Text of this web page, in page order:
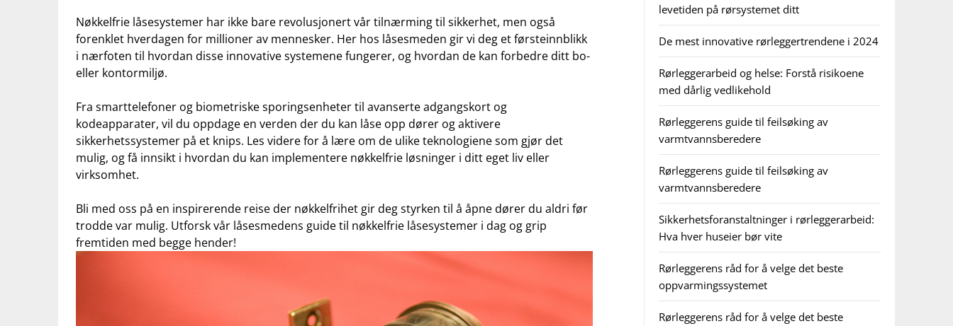
Nøkkelfrie låsesystemer har ikke ⁤bare revolusjonert vår tilnærming til sikkerhet, men‍ også
forenklet hverdagen ⁤for millioner‌ av‌ mennesker.⁣ Her hos låsesmeden gir vi deg et førsteinnblikk
i nærfoten til hvordan⁤ disse innovative systemene fungerer,⁤ og hvordan de kan forbedre ditt bo-
eller kontormiljø.
Fra smarttelefoner og biometriske sporingsenheter til avanserte adgangskort og
‌kodeapparater, ⁣vil du ⁤oppdage en verden der du ⁤kan låse opp‌ dører og aktivere
sikkerhetssystemer på et knips.⁤ Les ⁣videre ‍for å lære om de ulike teknologiene som gjør ‍det
⁣mulig, og​ få innsikt i hvordan du kan implementere nøkkelfrie​ løsninger i ditt eget liv eller
virksomhet.
Bli med oss på en ‍inspirerende‌ reise ⁣der nøkkelfrihet gir deg styrken til å åpne dører du‌ aldri før
trodde ‌var mulig. ⁤Utforsk vår låsesmedens⁣ guide til nøkkelfrie låsesystemer i dag og​ grip
fremtiden med begge hender!
levetiden på rørsystemet ditt
De mest innovative rørleggertrendene i 2024
Rørleggerarbeid og helse: Forstå risikoene
med dårlig vedlikehold
Rørleggerens guide til feilsøking av
varmtvannsberedere
Rørleggerens guide til feilsøking av
varmtvannsberedere
Sikkerhetsforanstaltninger i rørleggerarbeid:
Hva hver huseier bør vite
Rørleggerens råd for å velge det beste
oppvarmingssystemet
Rørleggerens råd for å velge det beste